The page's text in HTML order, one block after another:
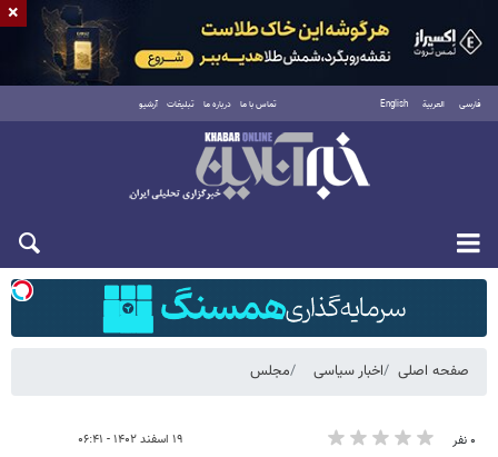
فارسی العربية English تماس با ما درباره ما تبلیغات آرشیو
شنبه ۱۷ مرداد ۱۴۰۵
صفحه اصلی اخبار سیاسی مجلس
۰ نفر ۱۹ اسفند ۱۴۰۲ - ۰۶:۴۱
×